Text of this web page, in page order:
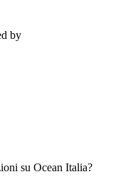
by
su Ocean Italia?